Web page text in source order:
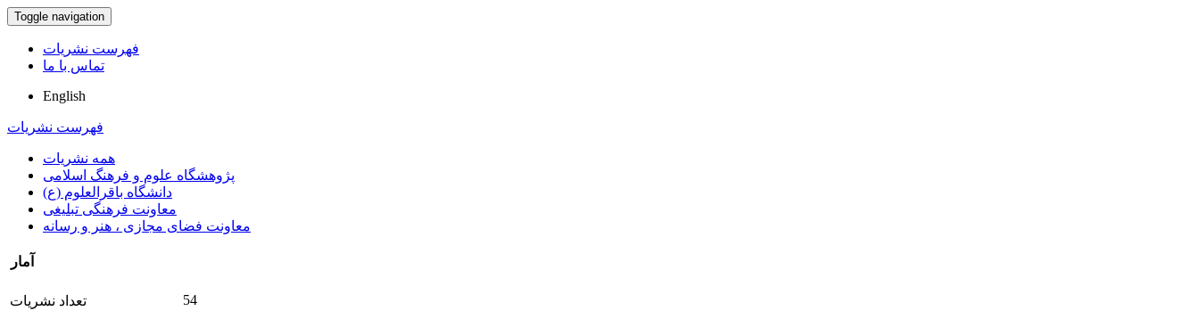
Toggle navigation
فهرست نشریات
تماس با ما
English
فهرست نشریات
همه نشریات
پژوهشگاه علوم و فرهنگ اسلامی
دانشگاه باقرالعلوم (ع)
معاونت فرهنگی تبلیغی
معاونت فضای مجازی ، هنر و رسانه
آمار
تعداد نشریات
54